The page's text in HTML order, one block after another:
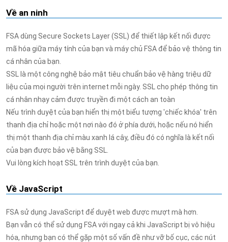
Về an ninh
FSA dùng Secure Sockets Layer (SSL) để thiết lập kết nối được
mã hóa giữa máy tính của bạn và máy chủ FSA để bảo vệ thông tin
cá nhân của bạn.
SSL là một công nghệ bảo mật tiêu chuẩn bảo vệ hàng triệu dữ
liệu của mọi người trên internet mỗi ngày. SSL cho phép thông tin
cá nhân nhạy cảm được truyền đi một cách an toàn
Nếu trình duyệt của bạn hiển thị một biểu tượng 'chiếc khóa' trên
thanh địa chỉ hoặc một nơi nào đó ở phía dưới, hoặc nếu nó hiển
thị một thanh địa chỉ màu xanh lá cây, điều đó có nghĩa là kết nối
của bạn được bảo vệ bằng SSL.
Vui lòng kích hoạt SSL trên trình duyệt của bạn.
Về JavaScript
FSA sử dụng JavaScript để duyệt web được mượt mà hơn.
Bạn vẫn có thể sử dụng FSA với ngay cả khi JavaScript bị vô hiệu
hóa, nhưng bạn có thể gặp một số vấn đề như vỡ bố cục, các nút